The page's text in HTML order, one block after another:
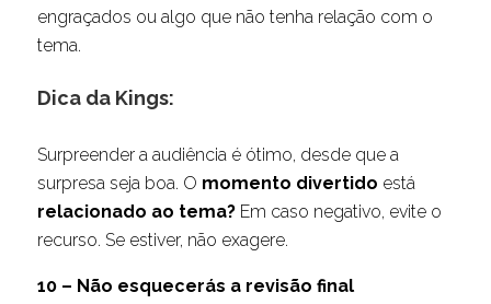
engraçados ou algo que não tenha relação com o
tema.
Dica da Kings:
Surpreender a audiência é ótimo, desde que a
surpresa seja boa. O momento divertido está
relacionado ao tema?Em caso negativo, evite o
recurso. Se estiver, não exagere.
10 – Não esquecerás a revisão final